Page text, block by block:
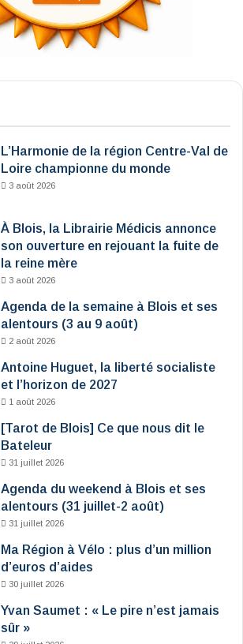
L’Harmonie de la région Centre-Val de
Loire championne du monde
3 août 2026
À Blois, la Librairie Médicis annonce
son ouverture en rejouant la fuite de
la reine mère
3 août 2026
Agenda de la semaine à Blois et ses
alentours (3 au 9 août)
2 août 2026
Antoine Huguet, la liberté socialiste
et l’horizon de 2027
1 août 2026
[Tarot de Blois] Ce que nous dit le
Bateleur
31 juillet 2026
Agenda du weekend à Blois et ses
alentours (31 juillet-2 août)
31 juillet 2026
Ma Région à Vélo : plus d’un million
d’euros d’aides
30 juillet 2026
Yvan Saumet : « Le pire n’est jamais
sûr »